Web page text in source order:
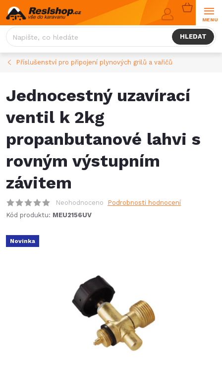
Přejít
na
obsah
HLEDAT
NÁKUPNÍ
KOŠÍK
Příslušenství pro připojení plynových grilů a vařičů
Jednocestný uzavírací
ventil k 2kg
propanbutanové lahvi s
rovným výstupním
závitem
Neohodnoceno
Podrobnosti hodnocení
Kód produktu: MEU2156UV
Novinka